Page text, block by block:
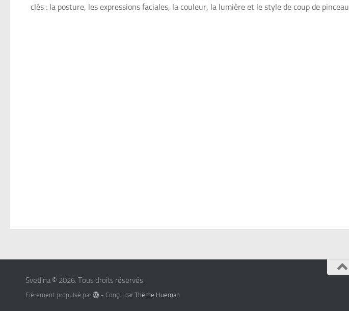
clés : la posture, les expressions faciales, la couleur, la lumière et le style de coup de pinceau
Svetlina © 2026. Tous droits réservés.
Fièrement propulsé par - Conçu parThème Hueman